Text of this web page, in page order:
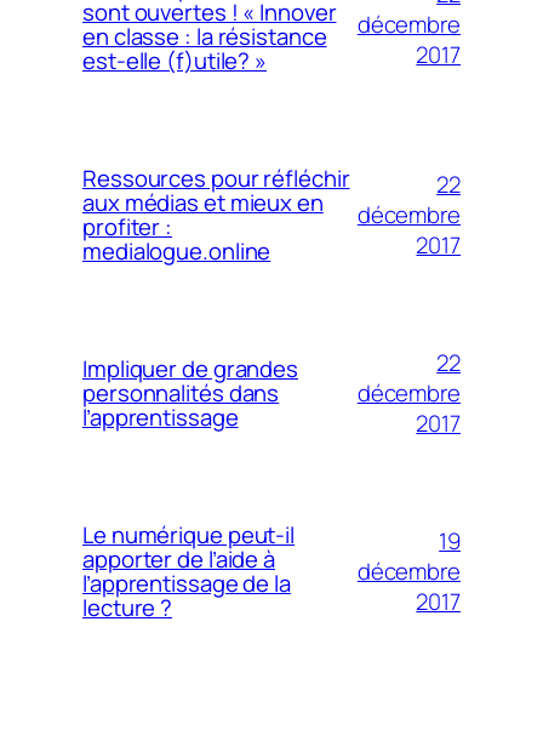
sont ouvertes ! « Innover
en classe : la résistance
est-elle (f)utile? »
décembre
2017
Ressources pour réfléchir
aux médias et mieux en
profiter :
medialogue.online
22
décembre
2017
Impliquer de grandes
personnalités dans
l’apprentissage
22
décembre
2017
Le numérique peut-il
apporter de l’aide à
l’apprentissage de la
lecture ?
19
décembre
2017